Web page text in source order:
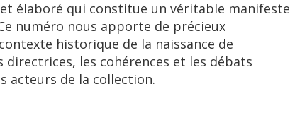
élaboré qui constitue un véritable manifeste
numéro nous apporte de précieux
historique de la naissance de
directrices, les cohérences et les débats
acteurs de la collection.